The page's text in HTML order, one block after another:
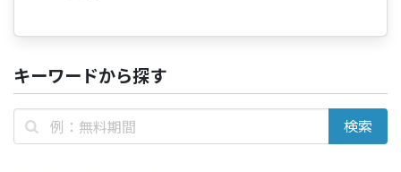
キーワードから探す